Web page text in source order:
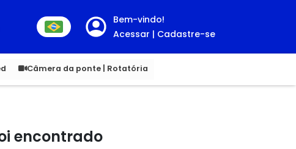
Bem-vindo!
Acessar | Cadastre-se
Câmera da ponte | Rotatória
1.00
encontrado